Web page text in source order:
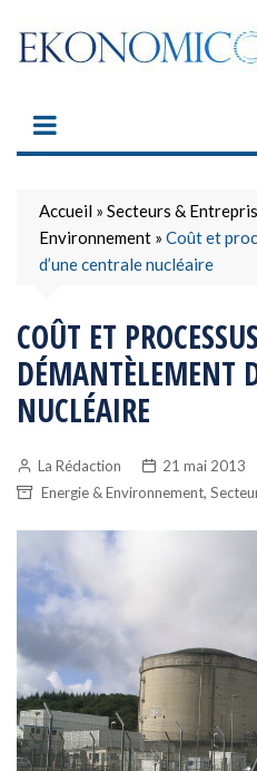
content
Accueil » Secteurs &
Environnement » Coût et
d’une centrale nucléaire
COÛT ET
DÉMANTÈLEMENT
NUCLÉAIRE
La Rédaction
21 mai 2013
Energie & Environnement,